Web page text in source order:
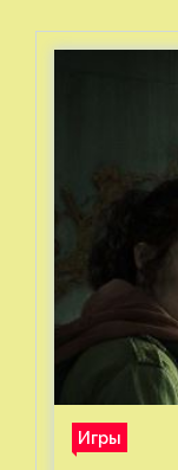
Игры